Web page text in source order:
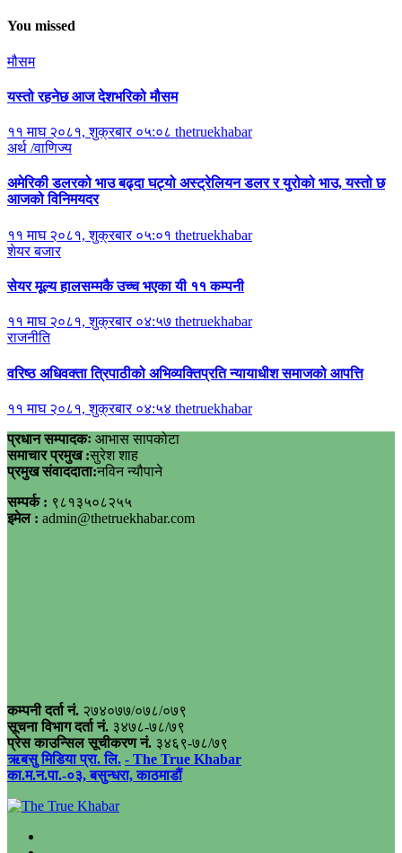
You missed
मौसम
यस्तो रहनेछ आज देशभरिको मौसम
११ माघ २०८१, शुक्रबार ०५:०८ thetruekhabar
अर्थ /वाणिज्य
अमेरिकी डलरको भाउ बढ्दा घट्यो अस्ट्रेलियन डलर र युरोको भाउ, यस्तो छ
आजको विनिमयदर
११ माघ २०८१, शुक्रबार ०५:०१ thetruekhabar
शेयर बजार
सेयर मूल्य हालसम्मकै उच्च भएका यी ११ कम्पनी
११ माघ २०८१, शुक्रबार ०४:५७ thetruekhabar
राजनीति
वरिष्ठ अधिवक्ता त्रिपाठीको अभिव्यक्तिप्रति न्यायाधीश समाजको आपत्ति
११ माघ २०८१, शुक्रबार ०४:५४ thetruekhabar
प्रधान सम्पादकः आभास सापकोटा
समाचार प्रमुख :सुरेश शाह
प्रमुख संवाददाता:नविन न्यौपाने
सम्पर्क : ९८१३५०८२५५
इमेल : admin@thetruekhabar.com
कम्पनी दर्ता नं. २७४०७७/०७८/०७९
सूचना विभाग दर्ता नं. ३४७८-७८/७९
प्रेस काउन्सिल सूचीकरण नं. ३४६९-७८/७९
ऋबसु मिडिया प्रा. लि. - The True Khabar
का.म.न.पा.-०३, बसुन्धरा, काठमाडौं